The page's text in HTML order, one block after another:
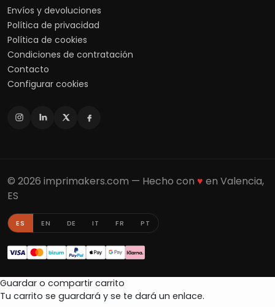
Envíos y devoluciones
Política de privacidad
Política de cookies
Condiciones de contratación
Contacto
Configurar cookies
© 2026 imprimakers.com — Hecho con ♥ en Valencia,
ES
ES EN DE IT FR PT
Guardar o compartir carrito
Tu carrito se guardará y se te dará un enlace.